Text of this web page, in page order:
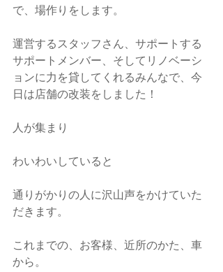
で、場作りをします。
運営するスタッフさん、サポートする
サポートメンバー、そしてリノベーシ
ョンに力を貸してくれるみんなで、今
日は店舗の改装をしました！
人が集まり
わいわいしていると
通りがかりの人に沢山声をかけていた
だきます。
これまでの、お客様、近所のかた、車
から。